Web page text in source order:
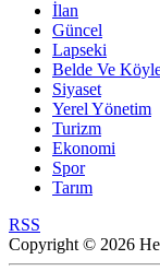
İlan
Güncel
Lapseki
Belde Ve
Siyaset
Yerel Yönetim
Turizm
Ekonomi
Spor
Tarım
RSS
Copyright © 2026 Her